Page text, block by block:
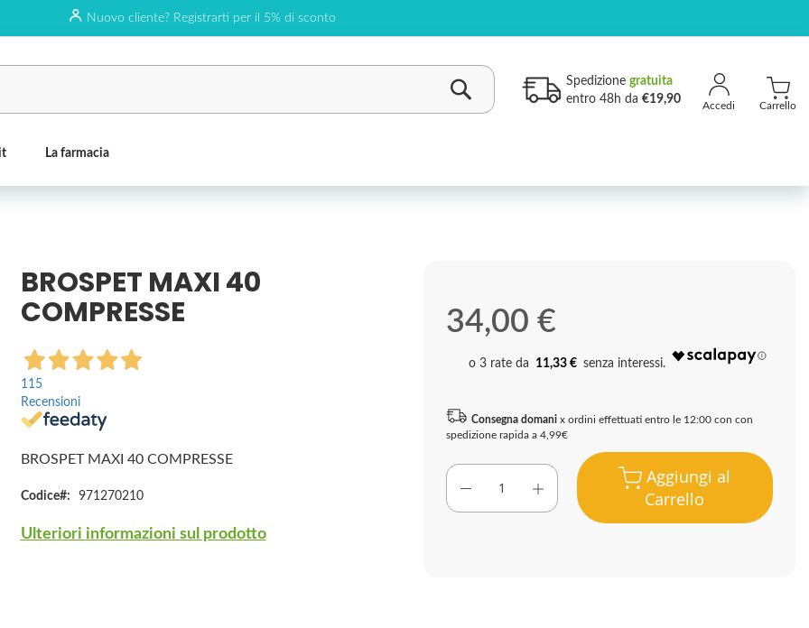
Nuovo cliente? Registrarti per il 5% di sconto
Carrello
Spedizione gratuita
entro 48h da €19,90
La farmacia
BROSPET MAXI 40
COMPRESSE
115
Recensioni
BROSPET MAXI 40 COMPRESSE
Codice 971270210
Ulteriori informazioni sul prodotto
34,00 €
11,33 €
Consegna domani x ordini effettuati entro le 12:00 con con
spedizione rapida a 4,99€
Aggiungi al
Carrello